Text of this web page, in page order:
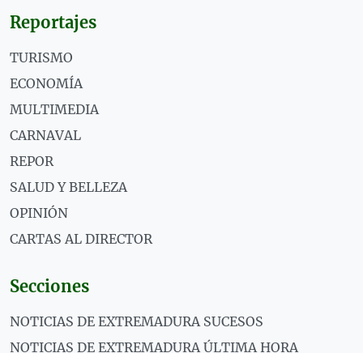
Reportajes
TURISMO
ECONOMÍA
MULTIMEDIA
CARNAVAL
REPOR
SALUD Y BELLEZA
OPINIÓN
CARTAS AL DIRECTOR
Secciones
NOTICIAS DE EXTREMADURA SUCESOS
NOTICIAS DE EXTREMADURA ÚLTIMA HORA